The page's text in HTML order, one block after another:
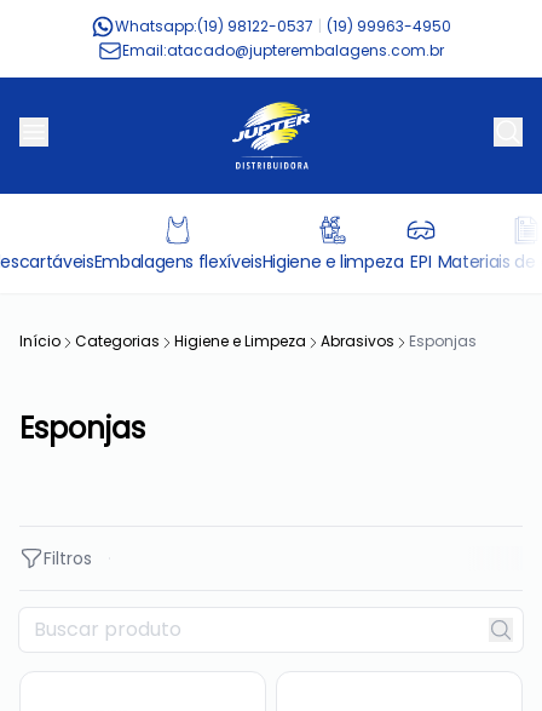
Whatsapp:(19) 98122-0537
(19) 99963-4950
Email:atacado@jupterembalagens.com.br
Embalagens flexíveisHigiene e limpeza EPI Materiais de
Início Categorias Higiene e Limpeza Abrasivos Esponjas
Esponjas
Filtros